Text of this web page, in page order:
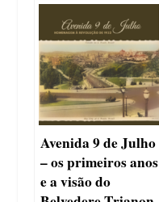
Avenida 9 de Julho
– os primeiros anos
e a visão do